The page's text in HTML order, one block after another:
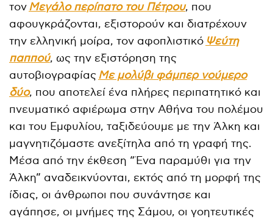
τονΜεγάλο περίπατο του Πέτρου, που
αφουγκράζονται, εξιστορούν και διατρέχουν
την ελληνική μοίρα, τον αφοπλιστικό Ψεύτη
παππού, ως την εξιστόρηση της
αυτοβιογραφίαςΜε μολύβι φάμπερ νούμερο
δύο, που αποτελεί ένα πλήρες περιπατητικό και
πνευματικό αφιέρωμα στην Αθήνα του πολέμου
και του Εμφυλίου, ταξιδεύουμε με την Άλκη και
μαγνητιζόμαστε ανεξίτηλα από τη γραφή της.
Μέσα από την έκθεση “Ένα παραμύθι για την
Άλκη” αναδεικνύονται, εκτός από τη μορφή της
ίδιας, οι άνθρωποι που συνάντησε και
αγάπησε, οι μνήμες της Σάμου, οι γοητευτικές